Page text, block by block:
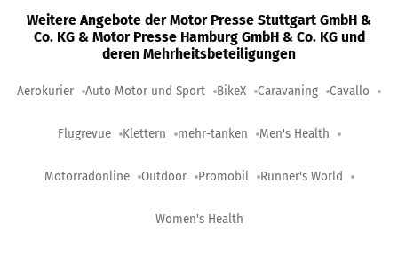
Weitere Angebote der Motor Presse Stuttgart GmbH &
Co. KG & Motor Presse Hamburg GmbH & Co. KG und
deren Mehrheitsbeteiligungen
Aerokurier Auto Motor und Sport BikeX Caravaning Cavallo
Flugrevue Klettern mehr-tanken Men's Health
Motorradonline Outdoor Promobil Runner's World
Women's Health